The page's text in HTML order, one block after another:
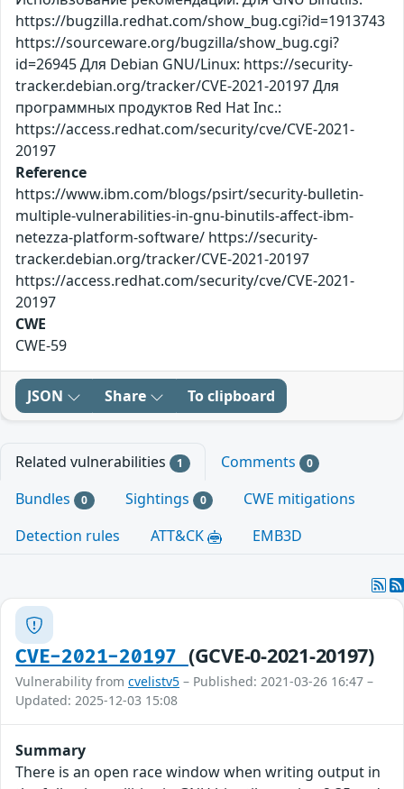
https://bugzilla.redhat.com/show_bug.cgi?id=1913743
https://sourceware.org/bugzilla/show_bug.cgi?
id=26945 Для Debian GNU/Linux: https://security-
tracker.debian.org/tracker/CVE-2021-20197 Для
программных продуктов Red Hat Inc.:
https://access.redhat.com/security/cve/CVE-2021-
20197
Reference
https://www.ibm.com/blogs/psirt/security-bulletin-
multiple-vulnerabilities-in-gnu-binutils-affect-ibm-
netezza-platform-software/ https://security-
tracker.debian.org/tracker/CVE-2021-20197
https://access.redhat.com/security/cve/CVE-2021-
20197
CWE
CWE-59
JSON Share To clipboard
Related vulnerabilities 1 Comments 0
Bundles 0 Sightings 0
CWE mitigations
Detection rules
ATT&CK EMB3D
CVE-2021-20197 (GCVE-0-2021-20197)
Vulnerability from cvelistv5 – Published: 2021-03-26 16:47 –
Updated: 2025-12-03 15:08
Summary
There is an open race window when writing output in